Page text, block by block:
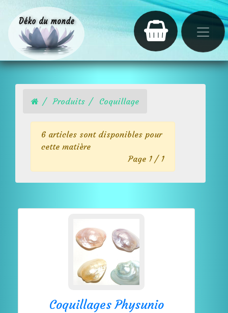
Produits Coquillage
6 articles sont disponibles pour
cette matière
Page 1 / 1
Coquillages Physunio